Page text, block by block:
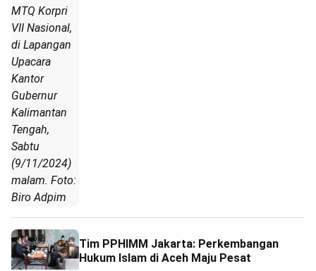
MTQ Korpri
VII Nasional,
di Lapangan
Upacara
Kantor
Gubernur
Kalimantan
Tengah,
Sabtu
(9/11/2024)
malam. Foto:
Biro Adpim
Tim PPHIMM Jakarta: Perkembangan
Hukum Islam di Aceh Maju Pesat